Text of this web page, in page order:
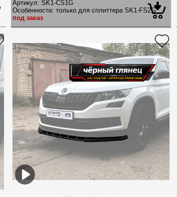
Артикул: SK1-CS1G
Особенности: только для сплиттера SK1-FS2G
под заказ